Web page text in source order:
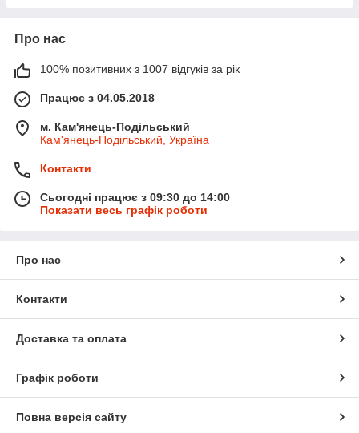
Про нас
100% позитивних з 1007 відгуків за рік
Працює з 04.05.2018
м. Кам'янець-Подільський
Кам'янець-Подільський, Україна
Контакти
Сьогодні працює з 09:30 до 14:00
Показати весь графік роботи
Про нас
Контакти
Доставка та оплата
Графік роботи
Повна версія сайту